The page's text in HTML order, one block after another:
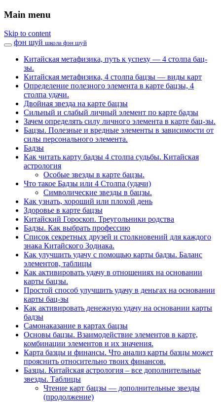
Main menu
Skip to content
фэн шуй школа фэн шуй
Китайская метафизика, путь к успеху — 4 столпа бац-
зы.
Китайская метафизика, 4 столпа бацзы — виды карт
Определение полезного элемента в карте бацзы, 4
столпа удачи.
Двойная звезда на карте бацзы
Сильный и слабый личный элемент по карте бадзы
Зачем определять силу личного элемента в карте бац-зы.
Бацзы. Полезные и вредные элементы в зависимости от
силы персонального элемента.
Бадзы
Как читать карту бадзы 4 столпа судьбы. Китайская
астрология
Особые звезды в карте бацзы.
Что такое Бадзы или 4 Столпа (удачи)
Символические звезды в бацзы.
Как узнать, хороший или плохой день
Здоровье в карте бацзы
Китайский Гороскоп. Треугольники родства
Бадзы. Как выбрать профессию
Список секретных друзей и cтолкновений для каждого
знака Китайского Зодиака.
Как улучшить удачу с помощью карты бадзы. Баланс
элементов, таблицы
Как активировать удачу в отношениях на основании
карты бацзы.
Простой способ улучшить удачу в деньгах на основании
карты бац-зы
Как активировать денежную удачу на основании карты
бадзы
Самонаказание в картах бацзы
Основы бацзы. Взаимодействие элементов в карте,
комбинации элементов и их значения.
Карта базцы и финансы. Что анализ карты базцы может
прояснить относительно твоих финансов.
Базцы. Китайская астрология – все дополнительные
звезды. Таблицы
Чтение карт бацзы — дополнительные звезды
(продолжение)